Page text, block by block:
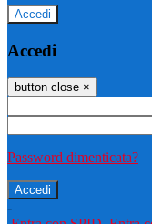
Accedi
Accedi
button close ×
Password dimenticata?
-